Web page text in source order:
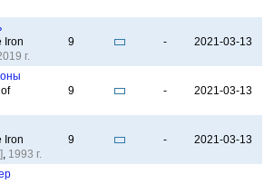
Iron
г.
9 - 2021-03-13
9 - 2021-03-13
Iron
, 1993 г.
9 - 2021-03-13